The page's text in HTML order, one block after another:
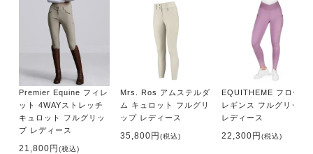
Premier Equine フィレ
ット 4WAYストレッチ
キュロット フルグリッ
プ レディース
21,800円(税込)
Mrs. Ros アムステルダ
ム キュロット フルグリ
ップ レディース
35,800円(税込)
EQUITHEME フローラ
レギンス フルグリップ
レディース
22,300円(税込)